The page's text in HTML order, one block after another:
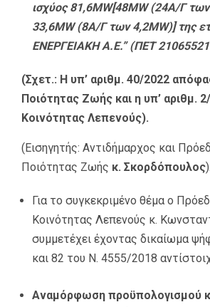
ισχύος 81,6MW[48MW (24Α/Γ
33,6MW (8Α/Γ των 4,2MW)] της
ΕΝΕΡΓΕΙΑΚΗ Α.Ε.” (ΠΕΤ
(Σχετ.: Η υπ’ αριθμ. 40/2022
Ποιότητας Ζωής και η υπ’ αριθμ.
Κοινότητας Λεπενούς).
(Εισηγητής: Αντιδήμαρχος και
Ποιότητας Ζωής κ. Σκορδόπουλος).
Για το συγκεκριμένο θέμα ο
Κοινότητας Λεπενούς κ.
συμμετέχει έχοντας δικαίωμα
και 82 του Ν. 4555/2018
Αναμόρφωση προϋπολογισμού